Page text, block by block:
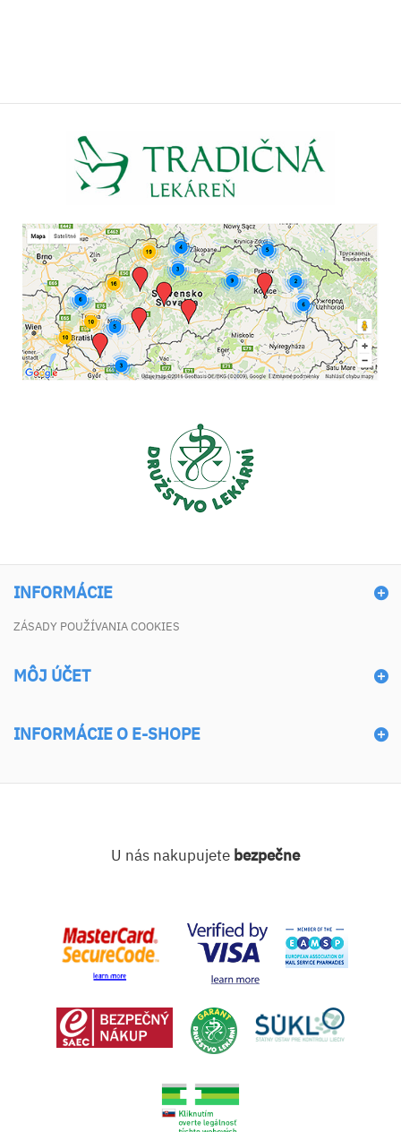
INFORMÁCIE
ZÁSADY POUŽÍVANIA COOKIES
MÔJ ÚČET
INFORMÁCIE O E-SHOPE
U nás nakupujete bezpečne